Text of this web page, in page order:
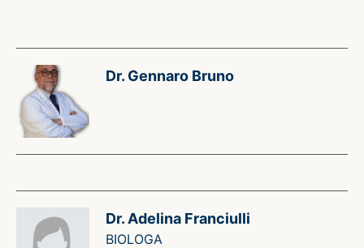
Dr. Gennaro Bruno
Dr. Adelina Franciulli
BIOLOGA